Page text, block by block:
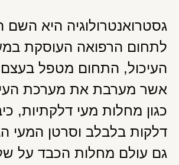
גסטרואנטרולוגיה היא השם
לתחום הרפואה העוסקת
העיכול, התחום מטפל
אשר מערבת את מערכת
כגון מחלות מעי דלקתיות,
דלקות בלבלב וסרטן המעי
גם עולם מחלות הכבד על